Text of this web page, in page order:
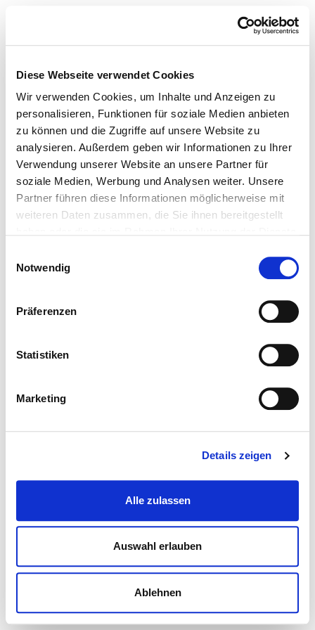
Diese Webseite verwendet Cookies
Wir verwenden Cookies, um Inhalte und Anzeigen zu
personalisieren, Funktionen für soziale Medien anbieten
zu können und die Zugriffe auf unsere Website zu
analysieren. Außerdem geben wir Informationen zu Ihrer
Verwendung unserer Website an unsere Partner für
soziale Medien, Werbung und Analysen weiter. Unsere
Partner führen diese Informationen möglicherweise mit
weiteren Daten zusammen, die Sie ihnen bereitgestellt
Notwendig
Präferenzen
Statistiken
Marketing
Details zeigen
Alle zulassen
Auswahl erlauben
Ablehnen